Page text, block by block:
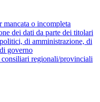
mancata o incompleta
dei dati da parte dei titolari
di amministrazione, di
governo
regionali/provinciali